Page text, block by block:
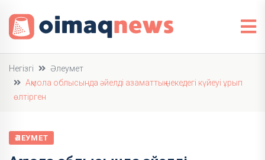
Негізгі
Әлеумет
Ақмола облысында әйелді азаматтық некедегі күйеуі ұрып
өлтірген
ӘЛЕУМЕТ